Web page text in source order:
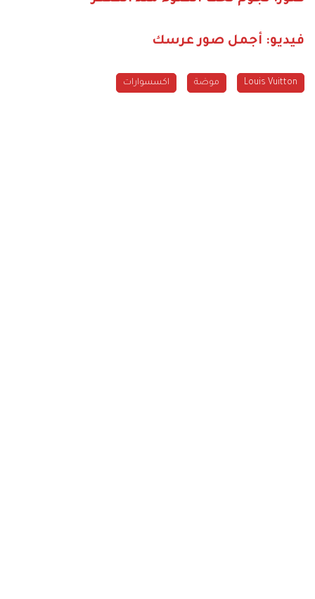
فيديو: أجمل صور عرسك
Louis Vuitton موضة اكسسوارات